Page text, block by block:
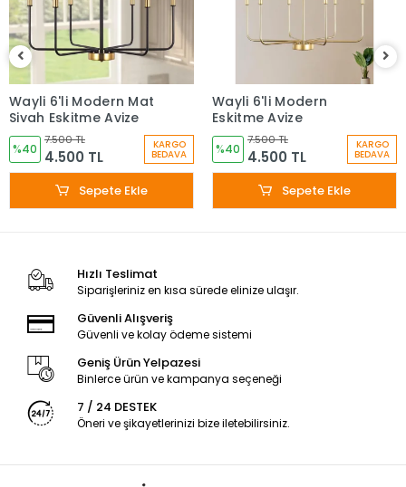
Wayli 6'li Modern Mat
Siyah Eskitme Avize
%40
7.500 TL
4.500 TL
KARGO
BEDAVA
Sepete Ekle
Wayli 6'li Modern
Eskitme Avize
%40
7.500 TL
4.500 TL
KARGO
BEDAVA
Sepete Ekle
Hızlı Teslimat
Siparişleriniz en kısa sürede elinize ulaşır.
Güvenli Alışveriş
Güvenli ve kolay ödeme sistemi
Geniş Ürün Yelpazesi
Binlerce ürün ve kampanya seçeneği
7 / 24 DESTEK
Öneri ve şikayetlerinizi bize iletebilirsiniz.